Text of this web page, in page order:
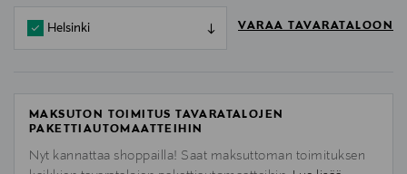
Helsinki VARAA TAVARATALOON
MAKSUTON TOIMITUS TAVARATALOJEN
PAKETTIAUTOMAATTEIHIN
Nyt kannattaa shoppailla! Saat maksuttoman toimituksen